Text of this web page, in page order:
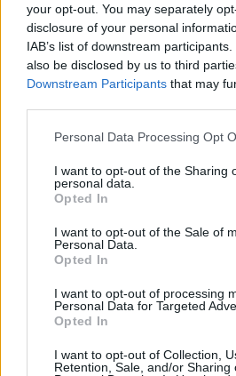
your opt-out. You may separately
disclosure of your personal
IAB’s list of downstream
also be disclosed by us to third
Downstream Participants that may
Personal Data Processing Opt
I want to opt-out of the Sharing
personal data.
Opted In
I want to opt-out of the Sale of
Personal Data.
Opted In
I want to opt-out of processing
Personal Data for Targeted
Opted In
I want to opt-out of Collection,
Retention, Sale, and/or Sharing
af social dining, hvor
sammensætter flere mindre
samlet ved bordet.
- Vi vil skabe en hyggelig og
hvor man deler maden, men
Mere plads til udvikling
Flytningen handler ikke kun
store forskel er køkkenet. Vi
med køl, frost og
naturlig grænse for, hvor
Nordjyder får nemlig
kraftigste delvise
Danmark frem til 2048.
Solen, og afhængigt af hvor i
befinder sig, vil op mod 86
være dækket.
Det oplyser sol26 i en
Formørkelsen topper omkring
før solnedgang, hvilket giver
mod vest.
Kategorier
Events